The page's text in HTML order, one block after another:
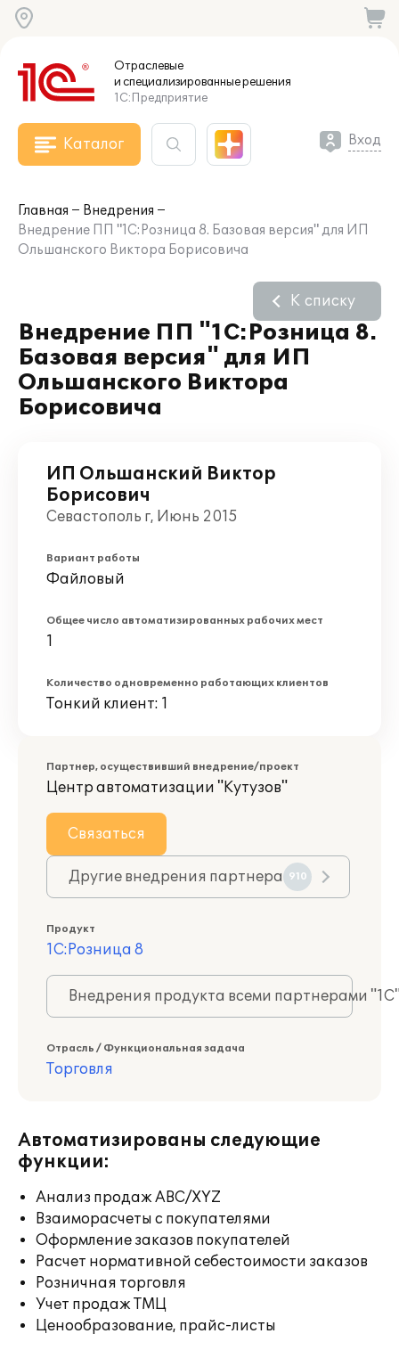
Отраслевые
и специализированныерешения
1С:Предприятие
Каталог Вход
Главная
Внедрения
Внедрение ПП "1С:Розница 8. Базовая версия" для ИП
Ольшанского Виктора Борисовича
Внедрение ПП "1С:Розница 8.
Базовая версия" для ИП
Ольшанского Виктора
Борисовича
К списку
ИП Ольшанский Виктор
Борисович
Севастополь г, Июнь 2015
Вариант работы
Файловый
Общее число автоматизированных рабочих мест
1
Количество одновременно работающих клиентов
Тонкий клиент: 1
Партнер, осуществивший внедрение/проект
Центр автоматизации "Кутузов"
Связаться
Другие внедрения партнера 910
Продукт
1С:Розница 8
Внедрения продукта всеми партнерами
Отрасль / Функциональная задача
Торговля
Автоматизированы следующие
функции:
Анализ продаж ABC/XYZ
Взаиморасчеты с покупателями
Оформление заказов покупателей
Расчет нормативной себестоимости заказов
Розничная торговля
Учет продаж ТМЦ
Ценообразование, прайс-листы